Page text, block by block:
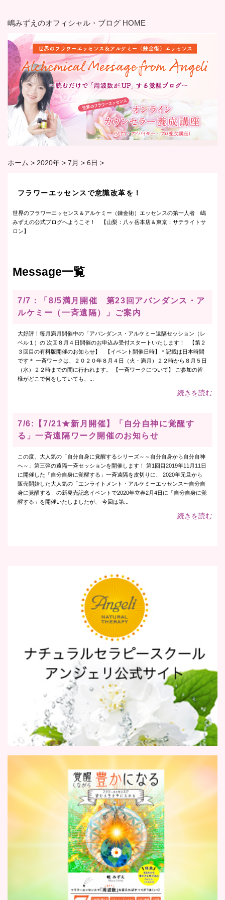
嶋みずえのオフィシャル・ブログ HOME
ホーム > 2020年 > 7月 > 6日 >
フラワーエッセンスで意識改革を！
世界のフラワーエッセンス＆アルケミー（錬金術）エッセンスの第一人者 嶋
みずえの公式ブログへようこそ！ 【山梨：八ヶ岳本店＆東京：サテライトサ
ロン】
Message一覧
7/7：「8/5満月開催 第23回アバンダンス・ア
ルケミー（一斉遠隔）」ご案内
大好評！毎月満月開催中の「アバンダンス・アルケミー遠隔セッション（レ
ベル１）の 次回８月４日開催のお申込み受付スタートいたします！ 【第２
３回目の有料版開催のお知らせ】 【イベント開催日時】＊記載は日本時間
です＊ 一斉ワークは、２０２０年８月４日（火・満月）２２時から８月５日
（水）２２時までの間に行われます。 【一斉ワークについて】 ご参加の皆
様がどこで何をしていても、...
続きを読む
7/6:【7/21★新月開催】「自分自神に覚醒す
る」一斉遠隔ワーク開催のお知らせ
この度、大人気の「自分自身に覚醒するシリーズ～～自分自身から自分自神
へ～」第三弾の遠隔一斉セッションを開催します！ 第1回目2019年11月11日
に開催した「自分自身に覚醒する」一斉遠隔を皮切りに、 2020年元旦から
販売開始した大人気の「エンライトメント・アルケミーエッセンス〜自分自
身に覚醒する」の新発売記念イベントで2020年立春2月4日に「自分自身に覚
醒する」を開催いたしましたが、 今回は第...
続きを読む